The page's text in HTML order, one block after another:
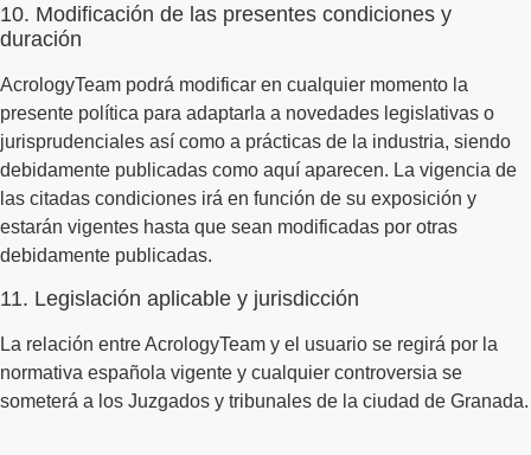
10. Modificación de las presentes condiciones y
duración
AcrologyTeam podrá modificar en cualquier momento la
presente política para adaptarla a novedades legislativas o
jurisprudenciales así como a prácticas de la industria, siendo
debidamente publicadas como aquí aparecen. La vigencia de
las citadas condiciones irá en función de su exposición y
estarán vigentes hasta que sean modificadas por otras
debidamente publicadas.
11. Legislación aplicable y jurisdicción
La relación entre AcrologyTeam y el usuario se regirá por la
normativa española vigente y cualquier controversia se
someterá a los Juzgados y tribunales de la ciudad de Granada.